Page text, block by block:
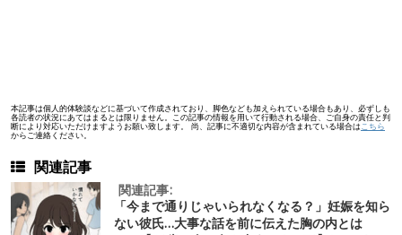
本記事は個人的体験談などに基づいて作成されており、脚色なども加えられている場合もあり、必ずしも
各読者の状況にあてはまるとは限りません。この記事の情報を用いて行動される場合、ご自身の責任と判
断により対応いただけますようお願い致します。 尚、記事に不適切な内容が含まれている場合は こちら
からご連絡ください。
関連記事
関連記事:
「今まで通りじゃいられなくなる？」妊娠を知ら
ない彼氏…大事な話を前に伝えた胸の内とは